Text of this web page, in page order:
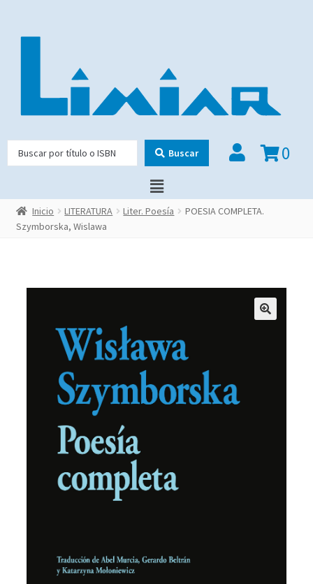
Buscar 0
Inicio LITERATURA Liter. Poesía
POESIA COMPLETA.
Szymborska, Wislawa